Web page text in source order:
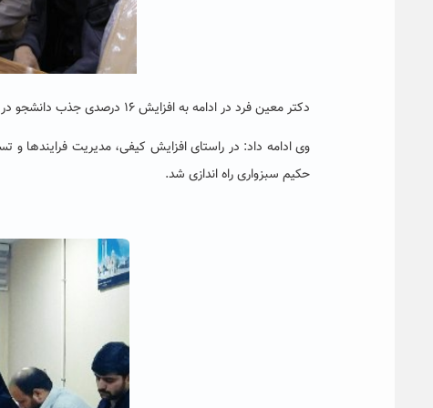
دکتر معین فرد در ادامه به افزایش ۱۶ درصدی جذب دانشجو در سال ۹۸_-۹۷ در دانشگاه حکیم سبزواری اشاره کرد.
وی ادامه داد: در راستای افزایش کیفی، مدیریت فرایندها و
حکیم سبزواری راه اندازی شد.